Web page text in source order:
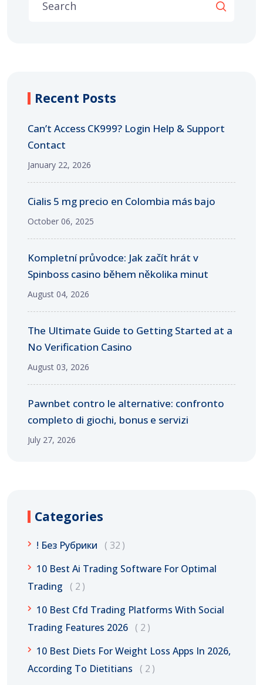
Recent Posts
Can’t Access CK999? Login Help & Support
Contact
January 22, 2026
Cialis 5 mg precio en Colombia más bajo
October 06, 2025
Kompletní průvodce: Jak začít hrát v
Spinboss casino během několika minut
August 04, 2026
The Ultimate Guide to Getting Started at a
No Verification Casino
August 03, 2026
Pawnbet contro le alternative: confronto
completo di giochi, bonus e servizi
July 27, 2026
Categories
! Без Рубрики
32
10 Best Ai Trading Software For Optimal
Trading
2
10 Best Cfd Trading Platforms With Social
Trading Features 2026
2
10 Best Diets For Weight Loss Apps In 2026,
According To Dietitians
2